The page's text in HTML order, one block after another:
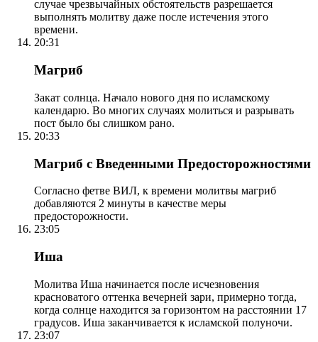
случае чрезвычайных обстоятельств разрешается
выполнять молитву даже после истечения этого
времени.
20:31
Магриб
Закат солнца. Начало нового дня по исламскому
календарю. Во многих случаях молиться и разрывать
пост было бы слишком рано.
20:33
Магриб с Введенными Предосторожностями
Согласно фетве ВИЛ, к времени молитвы магриб
добавляются 2 минуты в качестве меры
предосторожности.
23:05
Иша
Молитва Иша начинается после исчезновения
красноватого оттенка вечерней зари, примерно тогда,
когда солнце находится за горизонтом на расстоянии 17
градусов. Иша заканчивается к исламской полуночи.
23:07